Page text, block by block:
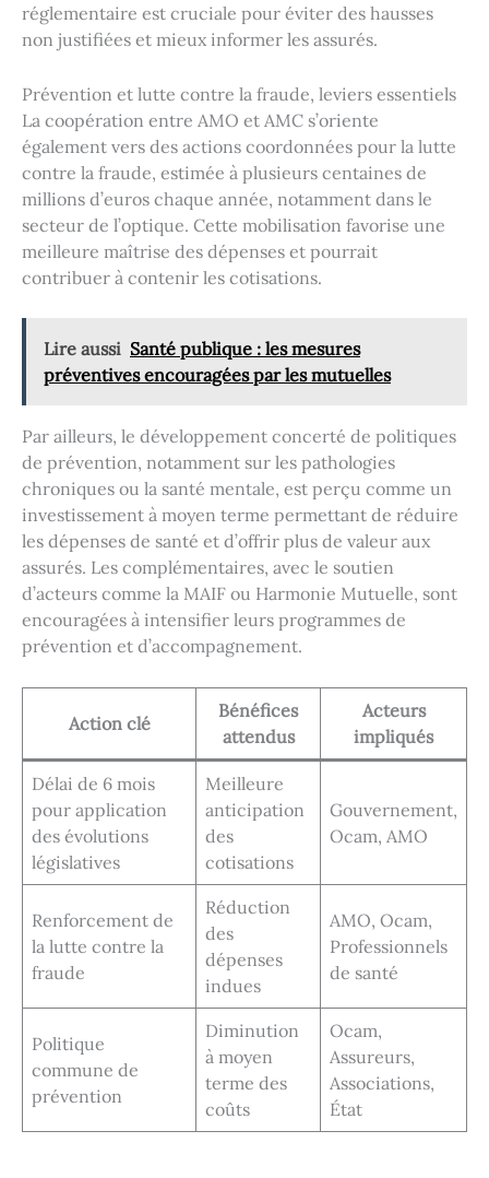
réglementaire est cruciale pour éviter des hausses
non justifiées et mieux informer les assurés.
Prévention et lutte contre la fraude, leviers essentiels
La coopération entre AMO et AMC s’oriente
également vers des actions coordonnées pour la lutte
contre la fraude, estimée à plusieurs centaines de
millions d’euros chaque année, notamment dans le
secteur de l’optique. Cette mobilisation favorise une
meilleure maîtrise des dépenses et pourrait
contribuer à contenir les cotisations.
Lire aussi Santé publique : les mesures
préventives encouragées par les mutuelles
Par ailleurs, le développement concerté de politiques
de prévention, notamment sur les pathologies
chroniques ou la santé mentale, est perçu comme un
investissement à moyen terme permettant de réduire
les dépenses de santé et d’offrir plus de valeur aux
assurés. Les complémentaires, avec le soutien
d’acteurs comme la MAIF ou Harmonie Mutuelle, sont
encouragées à intensifier leurs programmes de
prévention et d’accompagnement.
Action clé
Bénéfices
attendus
Acteurs
impliqués
Délai de 6 mois
pour application
des évolutions
législatives
Meilleure
anticipation
des
cotisations
Gouvernement,
Ocam, AMO
Renforcement de
la lutte contre la
fraude
Réduction
des
dépenses
indues
AMO, Ocam,
Professionnels
de santé
Politique
commune de
prévention
Diminution
à moyen
terme des
coûts
Ocam,
Assureurs,
Associations,
État